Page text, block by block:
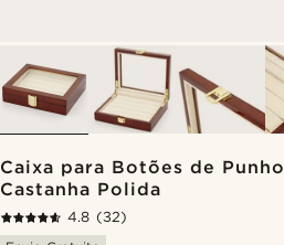
Caixa para Botões de Punho
Castanha Polida
4.8 (32)